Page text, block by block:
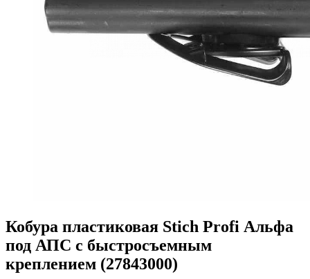
Кобура пластиковая Stich Profi Альфа
под АПС с быстросъемным
креплением (27843000)